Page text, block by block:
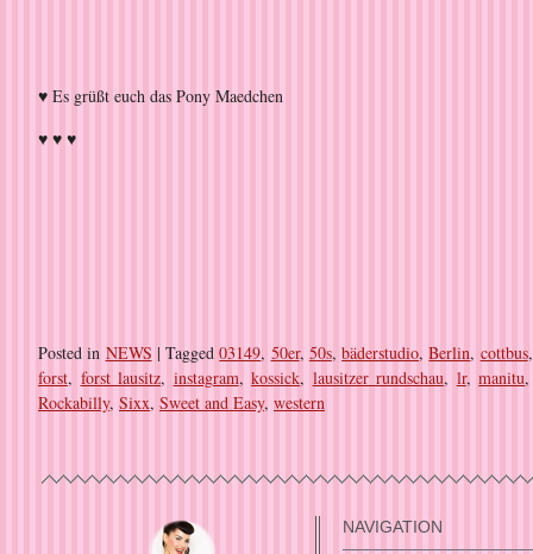
♥ Es grüßt euch das Pony Maedchen
♥ ♥ ♥
Posted in NEWS |Tagged 03149, 50er, 50s,bäderstudio,Berlin, cottbus
forst, forst lausitz, instagram,kossick, lausitzer rundschau, lr,manitu
Rockabilly, Sixx, Sweet and Easy, western
NAVIGATION